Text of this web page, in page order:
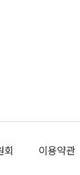
회 이용약관